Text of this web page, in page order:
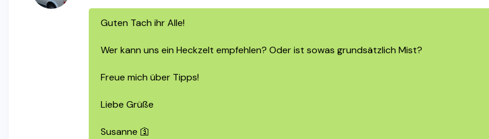
Guten Tach ihr Alle!
Wer kann uns ein Heckzelt empfehlen? Oder ist sowas grundsätzlich Mist?
Freue mich über Tipps!
Liebe Grüße
Susanne 🛐